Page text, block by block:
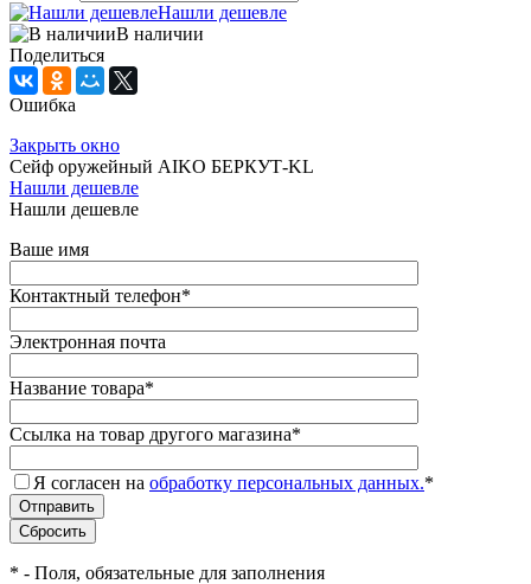
Нашли дешевле
В наличии
Поделиться
Ошибка
Закрыть окно
Сейф оружейный AIKO БЕРКУТ-KL
Нашли дешевле
Нашли дешевле
Ваше имя
Контактный телефон*
Электронная почта
Название товара*
Ссылка на товар другого магазина*
Я согласен на обработку персональных данных.*
* - Поля, обязательные для заполнения